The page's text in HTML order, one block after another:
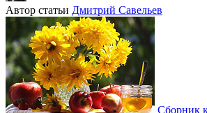
Автор статьи Дмитрий Савельев
Сборник